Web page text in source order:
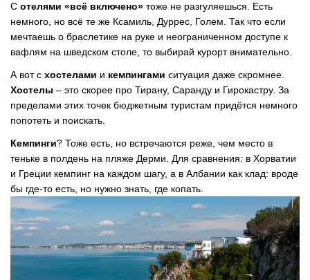
С отелями «всё включено» тоже не разгуляешься. Есть
немного, но всё те же Ксамиль, Дуррес, Голем. Так что если
мечтаешь о браслетике на руке и неограниченном доступе к
вафлям на шведском столе, то выбирай курорт внимательно.
А вот с хостелами и кемпингами ситуация даже скромнее.
Хостелы – это скорее про Тирану, Саранду и Гирокастру. За
пределами этих точек бюджетным туристам придётся немного
попотеть и поискать.
Кемпинги? Тоже есть, но встречаются реже, чем место в
теньке в полдень на пляже Дерми. Для сравнения: в Хорватии
и Греции кемпинг на каждом шагу, а в Албании как клад: вроде
бы где-то есть, но нужно знать, где копать.